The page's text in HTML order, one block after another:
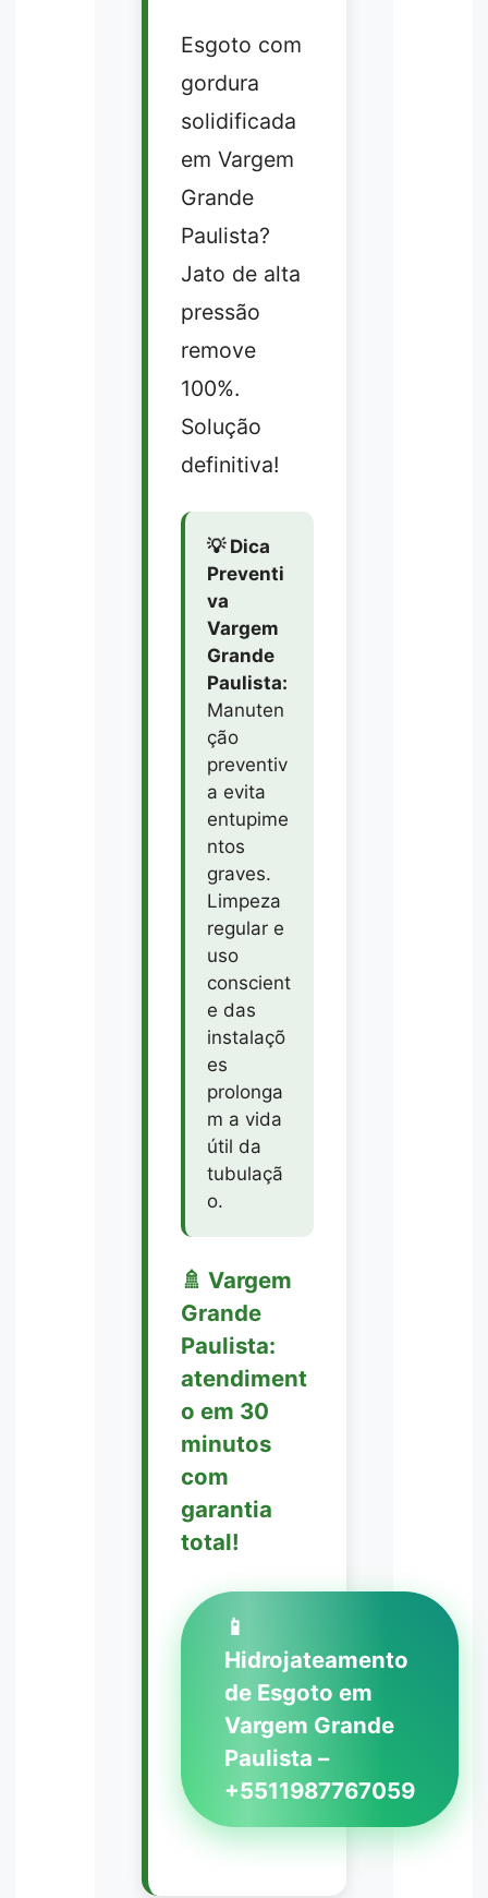
Esgoto com
gordura
solidificada
em Vargem
Grande
Paulista?
Jato de alta
pressão
remove
100%.
Solução
definitiva!
💡 Dica
Preventi
va
Vargem
Grande
Paulista:
Manuten
ção
preventiv
a evita
entupime
ntos
graves.
Limpeza
regular e
uso
conscient
e das
instalaçõ
es
prolonga
m a vida
útil da
tubulaçã
o.
🚿 Vargem
Grande
Paulista:
atendiment
o em 30
minutos
com
garantia
total!
📱
Hidrojateamento
de Esgoto em
Vargem Grande
Paulista –
+5511987767059